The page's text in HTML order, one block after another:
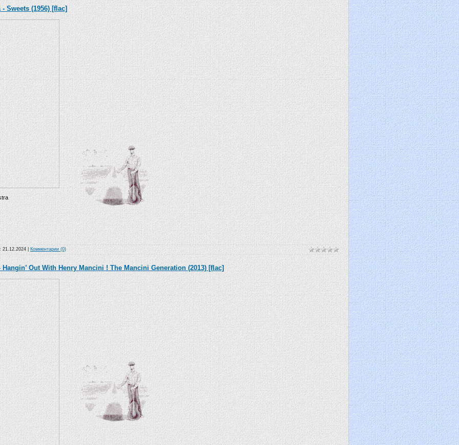
Sweets (1956) [flac]
21.12.2024| Комментарии (0)
Out With Henry Mancini ! The Mancini Generation (2013) [flac]